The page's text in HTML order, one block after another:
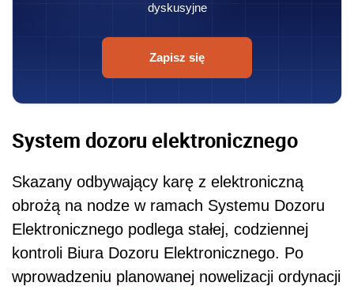
dyskusyjne
Zapisz się
System dozoru elektronicznego
Skazany odbywający karę z elektroniczną
obrożą na nodze w ramach Systemu Dozoru
Elektronicznego podlega stałej, codziennej
kontroli Biura Dozoru Elektronicznego. Po
wprowadzeniu planowanej nowelizacji ordynacji